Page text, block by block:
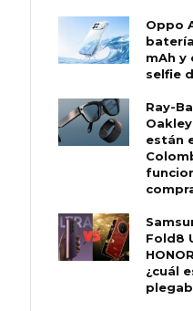
Oppo
mAh y
selfie
Ray-
están
Fold8
¿cuál